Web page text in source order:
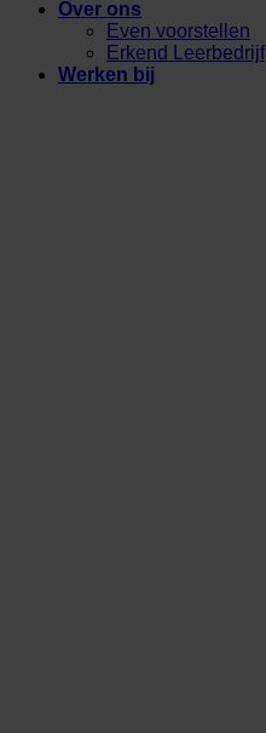
Over ons
Even voorstellen
Erkend Leerbedrijf
Werken bij